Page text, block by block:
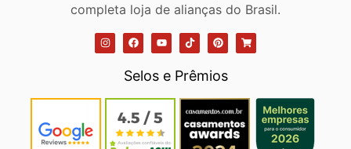
completa loja de alianças do Brasil.
Selos e Prêmios